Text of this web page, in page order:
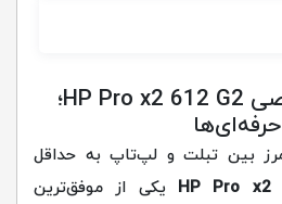
نقد و بررسی تخصصی HP Pro x2 612 G2؛
بین تبلت و لپ‌تاپ به حداقل
HP Pro x2 یکی از موفق‌ترین